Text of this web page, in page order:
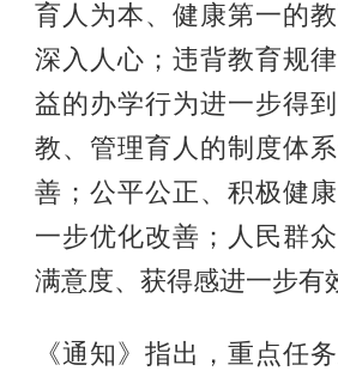
育人为本、健康第一的
深入人心；违背教育规
益的办学行为进一步得
教、管理育人的制度体
善；公平公正、积极健
一步优化改善；人民群
满意度、获得感进一步有
《通知》指出，重点任